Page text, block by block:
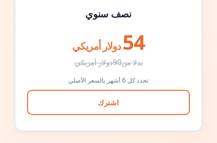
نصف سنوي
54 دولار أمريكي
بدلا من90دولار أمريكي
تجدد كل 6 أشهر بالسعر الأصلي
اشترك